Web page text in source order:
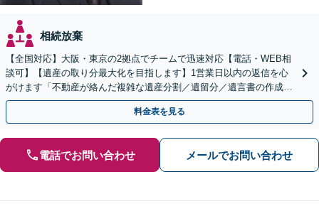
相続放棄
【全国対応】大阪・東京の2拠点でチームで迅速対応【電話・WEB相
談可】【遺産の取り分最大化を目指します】1営業日以内の返信を心
がけます「不動産が絡んだ複雑な遺産分割／遺留分／遺言書の作成・
執行／事業承継など、お任せください」【休日相談あり】
料金表を見る
電話でお問い合わせ メールでお問い合わせ